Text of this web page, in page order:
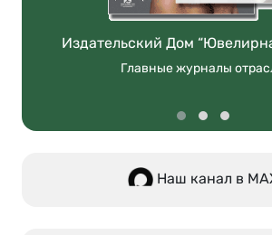
Издательский Дом
Главные журналы
Наш канал в